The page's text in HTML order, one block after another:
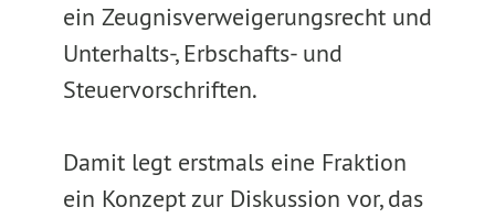
ein Zeugnisverweigerungsrecht und
Unterhalts-, Erbschafts- und
Steuervorschriften.
Damit legt erstmals eine Fraktion
ein Konzept zur Diskussion vor, das